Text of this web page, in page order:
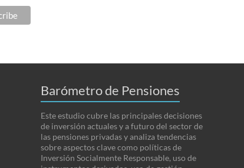
Barómetro de Pensiones
Este estudio cubre las principales decisiones
de inversión actuales y a futuro del sector de
las pensiones privadas y analiza tendencias
sobre aspectos clave como políticas de
Inversión Socialmente Responsable, uso de